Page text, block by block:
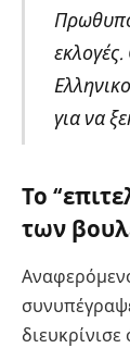
για να
Το
των
διευκρίνισε